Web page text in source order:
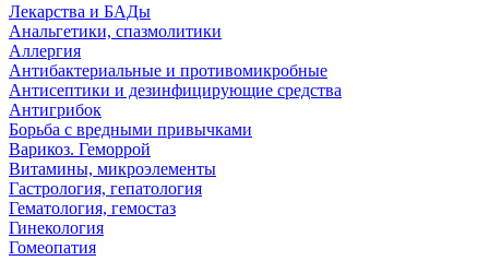
Лекарства и БАДы
Анальгетики, спазмолитики
Аллергия
Антибактериальные и противомикробные
Антисептики и дезинфицирующие средства
Антигрибок
Борьба с вредными привычками
Варикоз. Геморрой
Витамины, микроэлементы
Гастрология, гепатология
Гематология, гемостаз
Гинекология
Гомеопатия